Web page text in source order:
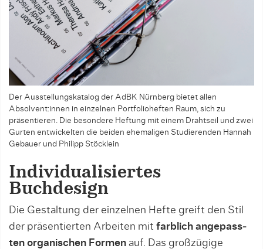
Der Ausstellungskatalog der AdBK Nürnberg bietet allen
Absolvent:innen in einzelnen Portfolioheften Raum, sich zu
präsentieren. Die besondere Heftung mit einem Drahtseil und zwei
Gurten entwickelten die beiden ehemaligen Studierenden Hannah
Gebauer und Philipp Stöcklein
Individualisiertes
Buchdesign
Die Gestaltung der einzelnen Hefte greift den Stil
der präsentierten Arbeiten mit farblich angepass­
ten organischen Formen auf. Das großzügige